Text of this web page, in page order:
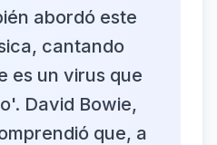
abordó este
cantando
es un virus que
David Bowie,
que, a